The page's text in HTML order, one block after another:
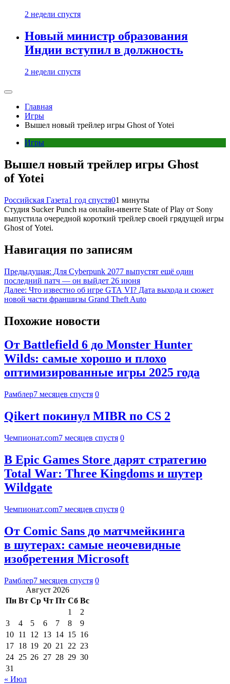
2 недели спустя
Новый министр образования
Индии вступил в должность
2 недели спустя
Главная
Игры
Вышел новый трейлер игры Ghost of Yotei
Игры
Вышел новый трейлер игры Ghost
of Yotei
Российская Газета1 год спустя01 минуты
Студия Sucker Punch на онлайн-ивенте State of Play от Sony
выпустила очередной короткий трейлер своей грядущей игры
Ghost of Yotei.
Навигация по записям
Предыдущая: Для Cyberpunk 2077 выпустят ещё один
последний патч — он выйдет 26 июня
Далее: Что известно об игре GTA VI? Дата выхода и сюжет
новой части франшизы Grand Theft Auto
Похожие новости
От Battlefield 6 до Monster Hunter
Wilds: самые хорошо и плохо
оптимизированные игры 2025 года
Рамблер7 месяцев спустя 0
Qikert покинул MIBR по CS 2
Чемпионат.com7 месяцев спустя 0
В Epic Games Store дарят стратегию
Total War: Three Kingdoms и шутер
Wildgate
Чемпионат.com7 месяцев спустя 0
От Comic Sans до матчмейкинга
в шутерах: самые неочевидные
изобретения Microsoft
Рамблер7 месяцев спустя 0
Август 2026
Пн Вт Ср Чт Пт Сб Вс
1
2
3
4 5 6 7 8
9
10 11 12 13 14 15 16
17 18 19 20 21 22 23
24 25 26 27 28 29 30
31
« Июл